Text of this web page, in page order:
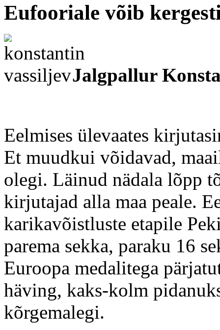
Eufooriale võib
Jalgpallur
Eelmises ülevaates
Et muudkui võidavad,
olegi. Läinud nädala lõpp
kirjutajad alla maa peale.
karikavõistluste etapile
parema sekka, paraku 16
Euroopa medalitega
häving, kaks-kolm
kõrgemalegi.